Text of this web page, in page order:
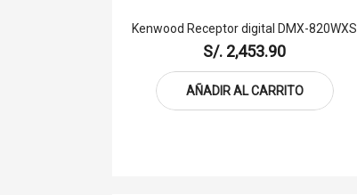
Kenwood Receptor digital DMX-820WXS
S/. 2,453.90
AÑADIR AL CARRITO